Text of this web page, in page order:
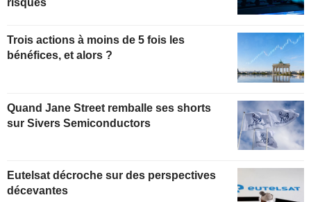
risques
Trois actions à moins de 5 fois les
bénéfices, et alors ?
Quand Jane Street remballe ses shorts
sur Sivers Semiconductors
Eutelsat décroche sur des perspectives
décevantes